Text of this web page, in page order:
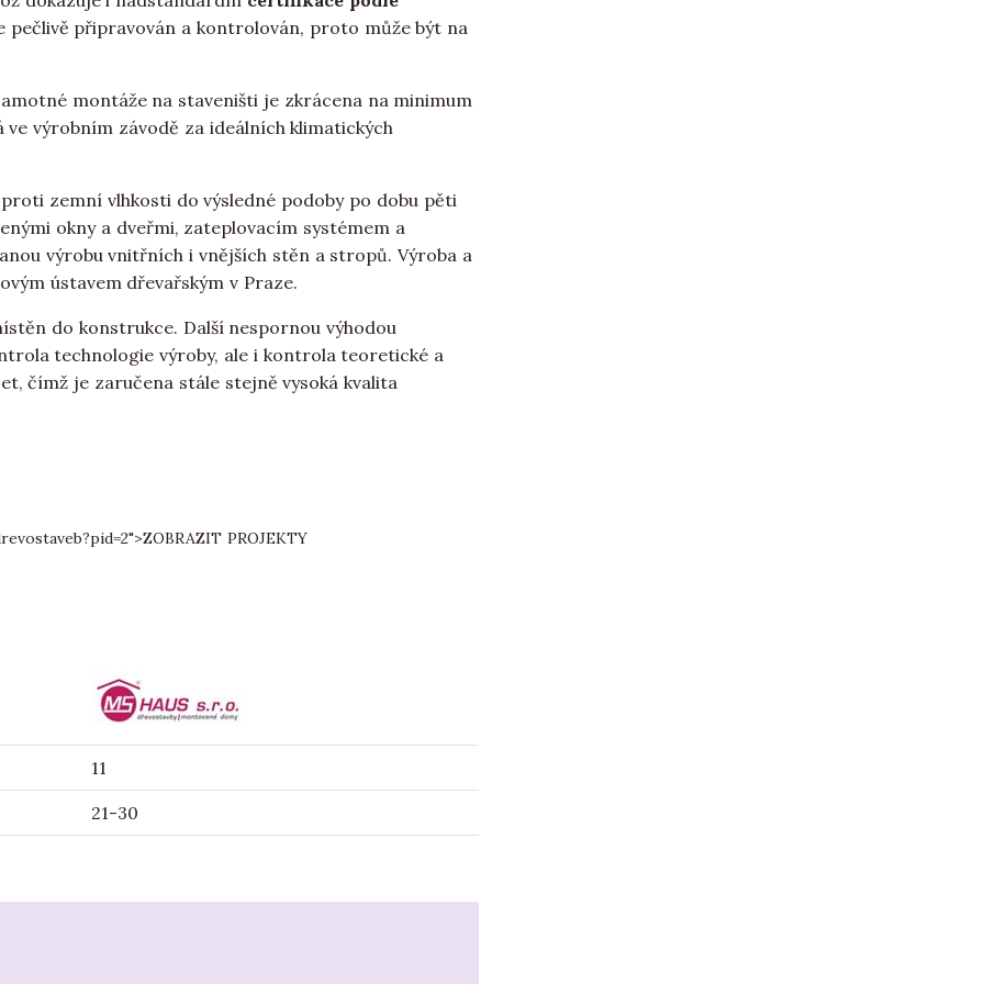
pečlivě připravován a kontrolován, proto může být na
montáže na staveništi je zkrácena na minimum
výrobním závodě za ideálních klimatických
zemní vlhkosti do výsledné podoby po dobu pěti
okny a dveřmi, zateplovacím systémem a
výrobu vnitřních i vnějších stěn a stropů. Výroba a
ústavem dřevařským v Praze.
do konstrukce. Další nespornou výhodou
technologie výroby, ale i kontrola teoretické a
čímž je zaručena stále stejně vysoká kvalita
ZOBRAZIT PROJEKTY
11
21-30